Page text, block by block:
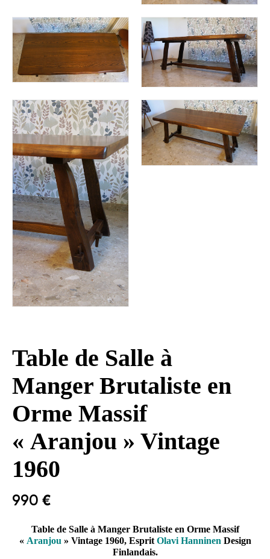
Table de Salle à
Manger Brutaliste en
Orme Massif
« Aranjou » Vintage
1960
990 €
Table de Salle à Manger Brutaliste en Orme Massif
« Aranjou » Vintage 1960, Esprit Olavi Hanninen Design
Finlandais.